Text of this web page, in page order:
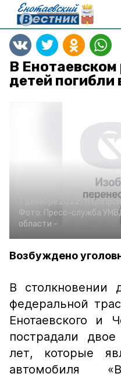
В
детей погибли
7 декабря 2022, 11:05
Фото: Пресс-служба
области -
Возбуждено
В столкновении
федеральной
Енотаевского и
пострадали
лет, которые
автомобиля